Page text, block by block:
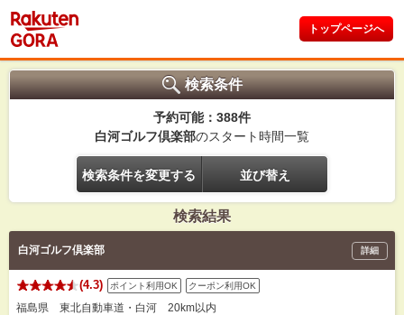
トップページへ
検索条件
予約可能：388件
白河ゴルフ倶楽部のスタート時間一覧
検索条件を変更する 並び替え
検索結果
白河ゴルフ倶楽部 詳細
(4.3) ポイント利用OK クーポン利用OK
福島県 東北自動車道・白河 20km以内